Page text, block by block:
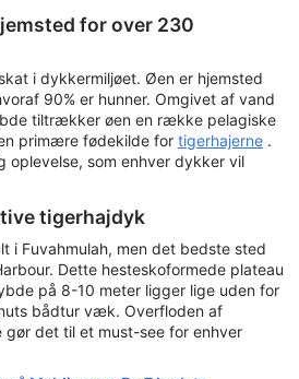
for over 230
i dykkermiljøet. Øen er hjemsted
90% er hunner. Omgivet af vand
tiltrækker øen en række pelagiske
primære fødekilde for tigerhajerne .
oplevelse, som enhver dykker vil
tigerhajdyk
i Fuvahmulah, men det bedste sted
Dette hesteskoformede plateau
på 8-10 meter ligger lige uden for
bådtur væk. Overfloden af
det til et must-see for enhver